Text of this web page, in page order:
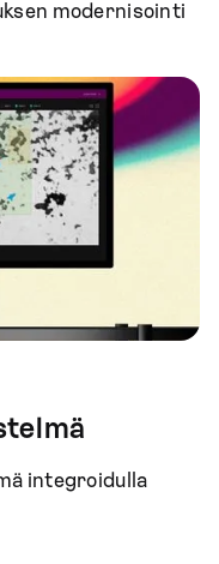
modernisointi
integroidulla